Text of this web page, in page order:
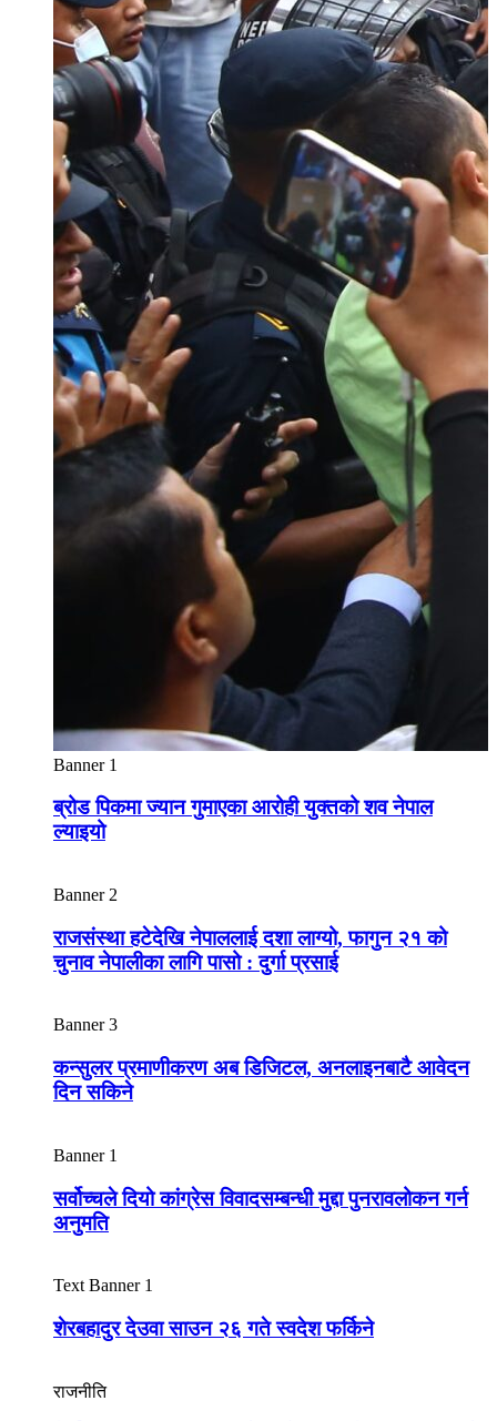
Banner 1
ब्रोड पिकमा ज्यान गुमाएका आरोही युक्तको शव नेपाल
ल्याइयो
Banner 2
राजसंस्था हटेदेखि नेपाललाई दशा लाग्यो, फागुन २१ को
चुनाव नेपालीका लागि पासो : दुर्गा प्रसाई
Banner 3
कन्सुलर प्रमाणीकरण अब डिजिटल, अनलाइनबाटै आवेदन
दिन सकिने
Banner 1
सर्वोच्चले दियो कांग्रेस विवादसम्बन्धी मुद्दा पुनरावलोकन गर्न
अनुमति
Text Banner 1
शेरबहादुर देउवा साउन २६ गते स्वदेश फर्किने
राजनीति